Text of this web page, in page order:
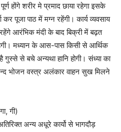
होंगे शरीर मे प्रमाद छाया रहेगा इसके
कर पूजा पाठ में मग्न रहेंगी। कार्य व्यवसाय
आरंभिक मंदी के बाद बिक्री में बढ़त
मध्यान के आस-पास किसी से आर्थिक
से बचे अन्यथा हानि होगी। संध्या का
भोजन वस्त्र अलंकार वाहन सुख मिलने
गी)
अन्य अधूरे कार्यो से भागदौड़